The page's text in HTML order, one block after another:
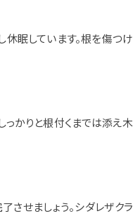
休眠しています。根を傷つけ
っかりと根付くまでは添え木
せましょう。シダレザクラ